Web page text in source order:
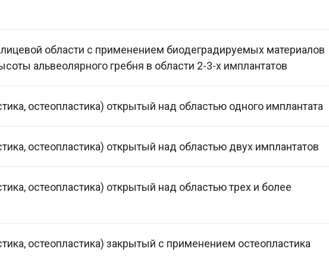
области с применением биодеградируемых материалов
альвеолярного гребня в области 2-3-х имплантатов
остеопластика) открытый над областью одного имплантата
остеопластика) открытый над областью двух имплантатов
остеопластика) открытый над областью трех и более
остеопластика) закрытый с применением остеопластика